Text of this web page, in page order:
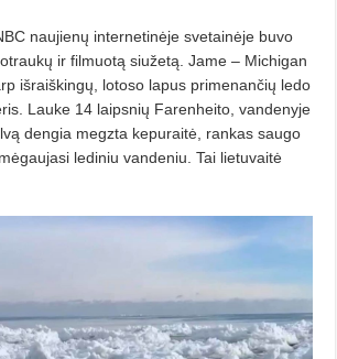
naujienų internetinėje svetainėje buvo
ir filmuotą siužetą. Jame – Michigan
išraiškingų, lotoso lapus primenančių ledo
Lauke 14 laipsnių Farenheito, vandenyje
dengia megzta kepuraitė, rankas saugo
lediniu vandeniu. Tai lietuvaitė